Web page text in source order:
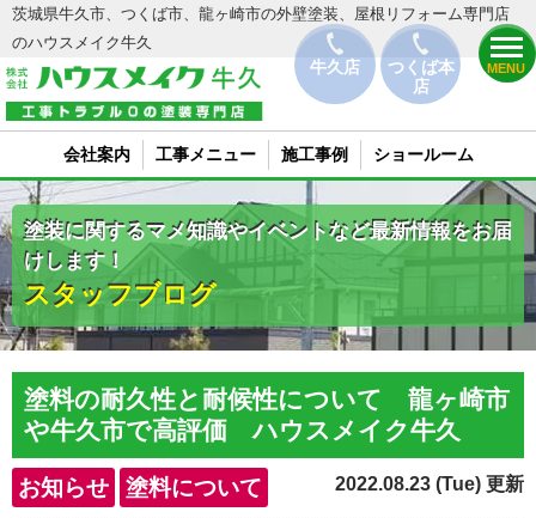
牛久店
つくば本
店
MENU
茨城県牛久市、つくば市、龍ヶ崎市の外壁塗装、屋根リフォーム専門店
のハウスメイク牛久
会社案内 工事メニュー 施工事例 ショールーム
塗装に関するマメ知識やイベントなど最新情報をお届
けします！
スタッフブログ
塗料の耐久性と耐候性について 龍ヶ崎市
や牛久市で高評価 ハウスメイク牛久
お知らせ 塗料について 2022.08.23 (Tue) 更新